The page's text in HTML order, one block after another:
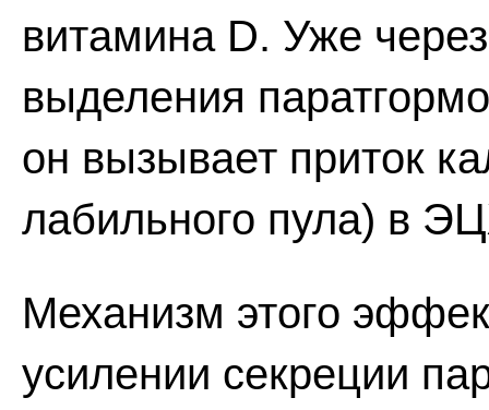
витамина D. Уже
выделения
он вызывает приток
лабильного пула) в
Механизм этого
усилении секреции